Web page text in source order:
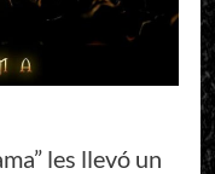
les llevó un